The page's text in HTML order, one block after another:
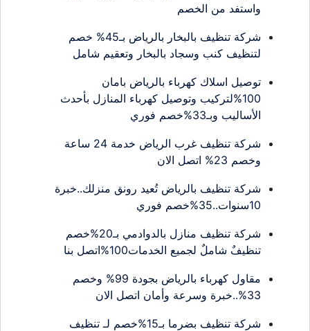
واستفد من الخصم
شركة تنظيف بالبخار بالرياض بـ45% خصم
لتنظيف كنب وسجاد بالبخار وتعقيم شامل
توصيل اسلاك كهرباء بالرياض بامان
100%لتركيب وتوصيل كهرباء المنازل بأحدث
الأساليب وبـ33%خصم فوري
شركة تنظيف غرب الرياض خدمة 24 ساعة
وخصم 23% اتصل الان
شركة تنظيف بالرياض تُعيد رونق منزلك..خبرة
10سنوات..35%خصم فوري
شركة تنظيف منازل بالدوادمي بـ20%خصم
تنظيفٌ شاملٌ لجميع الخدمات100%اتصل بنا
مقاول كهرباء بالرياض بجودة 99% وخصم
33%..خبرة وسرعة وأمان اتصل الان
شركة تنظيف بضرما بـ15%خصم لـ تنظيف